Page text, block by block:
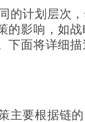
的计划层次
的影响，如
下面将详细
主要根据链